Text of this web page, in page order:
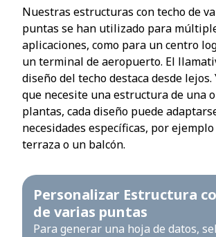
Nuestras estructuras con techo de
puntas se han utilizado para
aplicaciones, como para un centro
un terminal de aeropuerto. El
diseño del techo destaca desde lejos.
que necesite una estructura de una
plantas, cada diseño puede
necesidades específicas, por
terraza o un balcón.
Personalizar Estructura
de varias puntas
Para generar una hoja de datos,